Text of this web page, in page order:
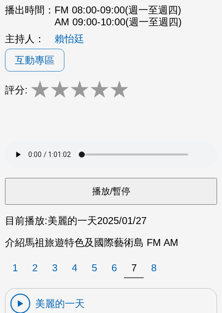
播出時間： FM 08:00-09:00(週一至週四)
AM 09:00-10:00(週一至週四)
主持人：
賴怡廷
互動專區
評分: ★★★★★
目前播放:美麗的一天2025/01/27
介紹馬祖旅遊特色及國際藝術島 FM AM
1 2 3 4 5 6 7 8
美麗的一天